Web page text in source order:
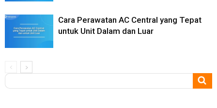
Cara Perawatan AC Central yang Tepat
untuk Unit Dalam dan Luar